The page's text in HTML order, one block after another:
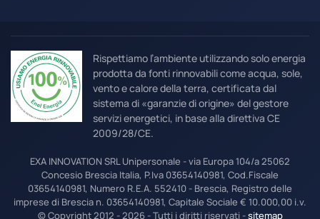
Rispettiamo l’ambiente utilizzando solo energia
prodotta da fonti rinnovabili come acqua, sole,
vento e calore della terra, certificata dal
sistema di «garanzie di origine» del gestore
servizi energetici, in base alla direttiva CE
2009/28/CE.
EXA INNOVATION SRL Unipersonale - via Europa 104/a 25062
Concesio Brescia Italia, P.Iva 03654140981, Cod.Fiscale
03654140981, Numero R.E.A. 552410 - Brescia, Registro delle
imprese di Brescia n. 03654140981, Capitale Sociale € 10.000,00 i.v.
© Copyright 2012 - 2026 - Tutti i diritti riservati -sitemap